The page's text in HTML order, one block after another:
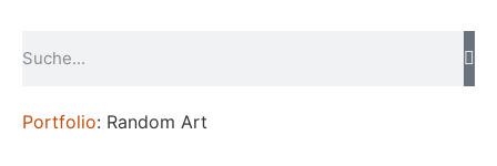
Portfolio: Random Art